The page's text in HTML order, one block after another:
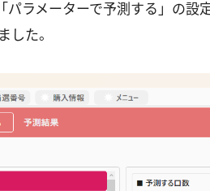
パラメーターで予測する」の設
した。